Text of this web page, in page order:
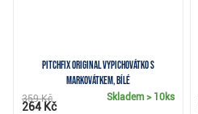
Pitchfix Original vypichovátko s
markovátkem, bílé
Skladem> 10ks
359 Kč
264 Kč